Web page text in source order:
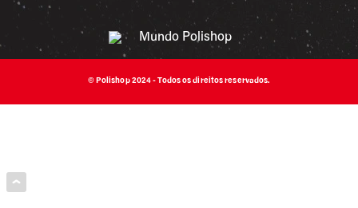
© Polishop 2024 - Todos os direitos reservados.